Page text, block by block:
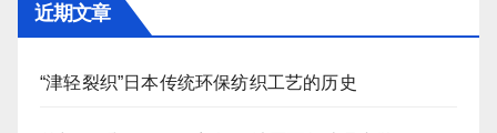
近期文章
“津轻裂织”日本传统环保纺织工艺的历史